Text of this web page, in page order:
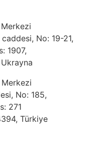
No: 19-21,
1907,
No: 185,
271
Türkiye